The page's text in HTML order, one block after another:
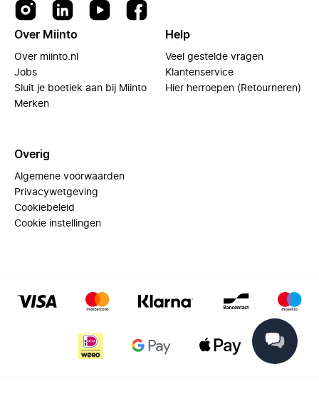
Over Miinto
Over miinto.nl
Jobs
Sluit je boetiek aan bij Miinto
Merken
Help
Veel gestelde vragen
Klantenservice
Hier herroepen (Retourneren)
Overig
Algemene voorwaarden
Privacywetgeving
Cookiebeleid
Cookie instellingen